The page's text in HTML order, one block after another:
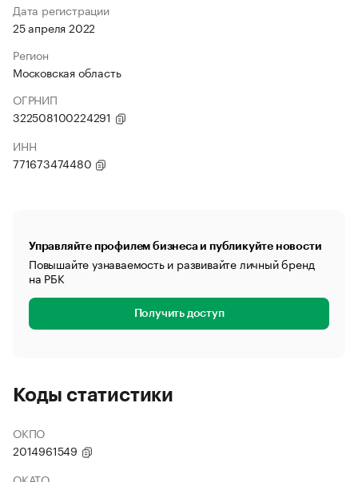
Дата регистрации
25 апреля 2022
Регион
Московская область
ОГРНИП
322508100224291
ИНН
771673474480
Управляйте профилем бизнеса и публикуйте новости
Повышайте узнаваемость и развивайте личный бренд
на РБК
Получить доступ
Коды статистики
ОКПО
2014961549